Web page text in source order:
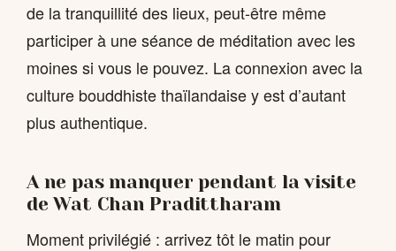
de la tranquillité des lieux, peut-être même
participer à une séance de méditation avec les
moines si vous le pouvez. La connexion avec la
culture bouddhiste thaïlandaise y est d’autant
plus authentique.
A ne pas manquer pendant la visite
de Wat Chan Pradittharam
Moment privilégié : arrivez tôt le matin pour